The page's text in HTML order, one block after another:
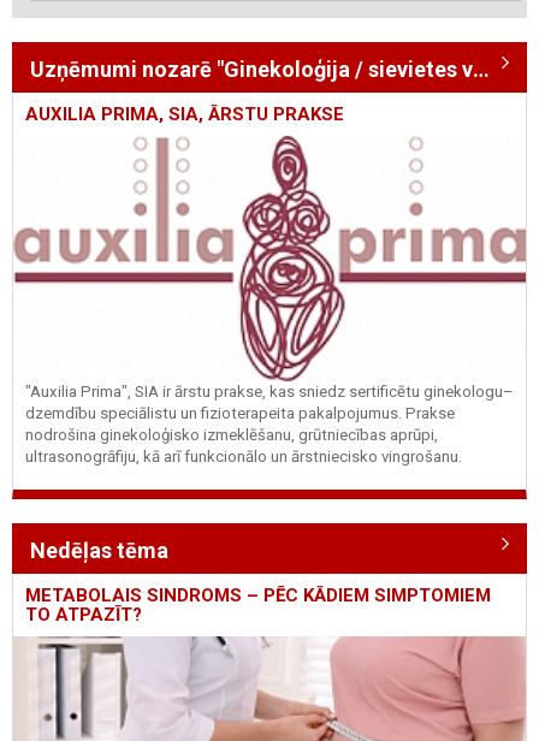
Uzņēmumi nozarē "Ginekoloģija / sievietes veselība / dzemdības"
AUXILIA PRIMA, SIA, ĀRSTU PRAKSE
"Auxilia Prima", SIA ir ārstu prakse, kas sniedz sertificētu ginekologu–
dzemdību speciālistu un fizioterapeita pakalpojumus. Prakse
nodrošina ginekoloģisko izmeklēšanu, grūtniecības aprūpi,
ultrasonogrāfiju, kā arī funkcionālo un ārstniecisko vingrošanu.
Nedēļas tēma
METABOLAIS SINDROMS – PĒC KĀDIEM SIMPTOMIEM
TO ATPAZĪT?